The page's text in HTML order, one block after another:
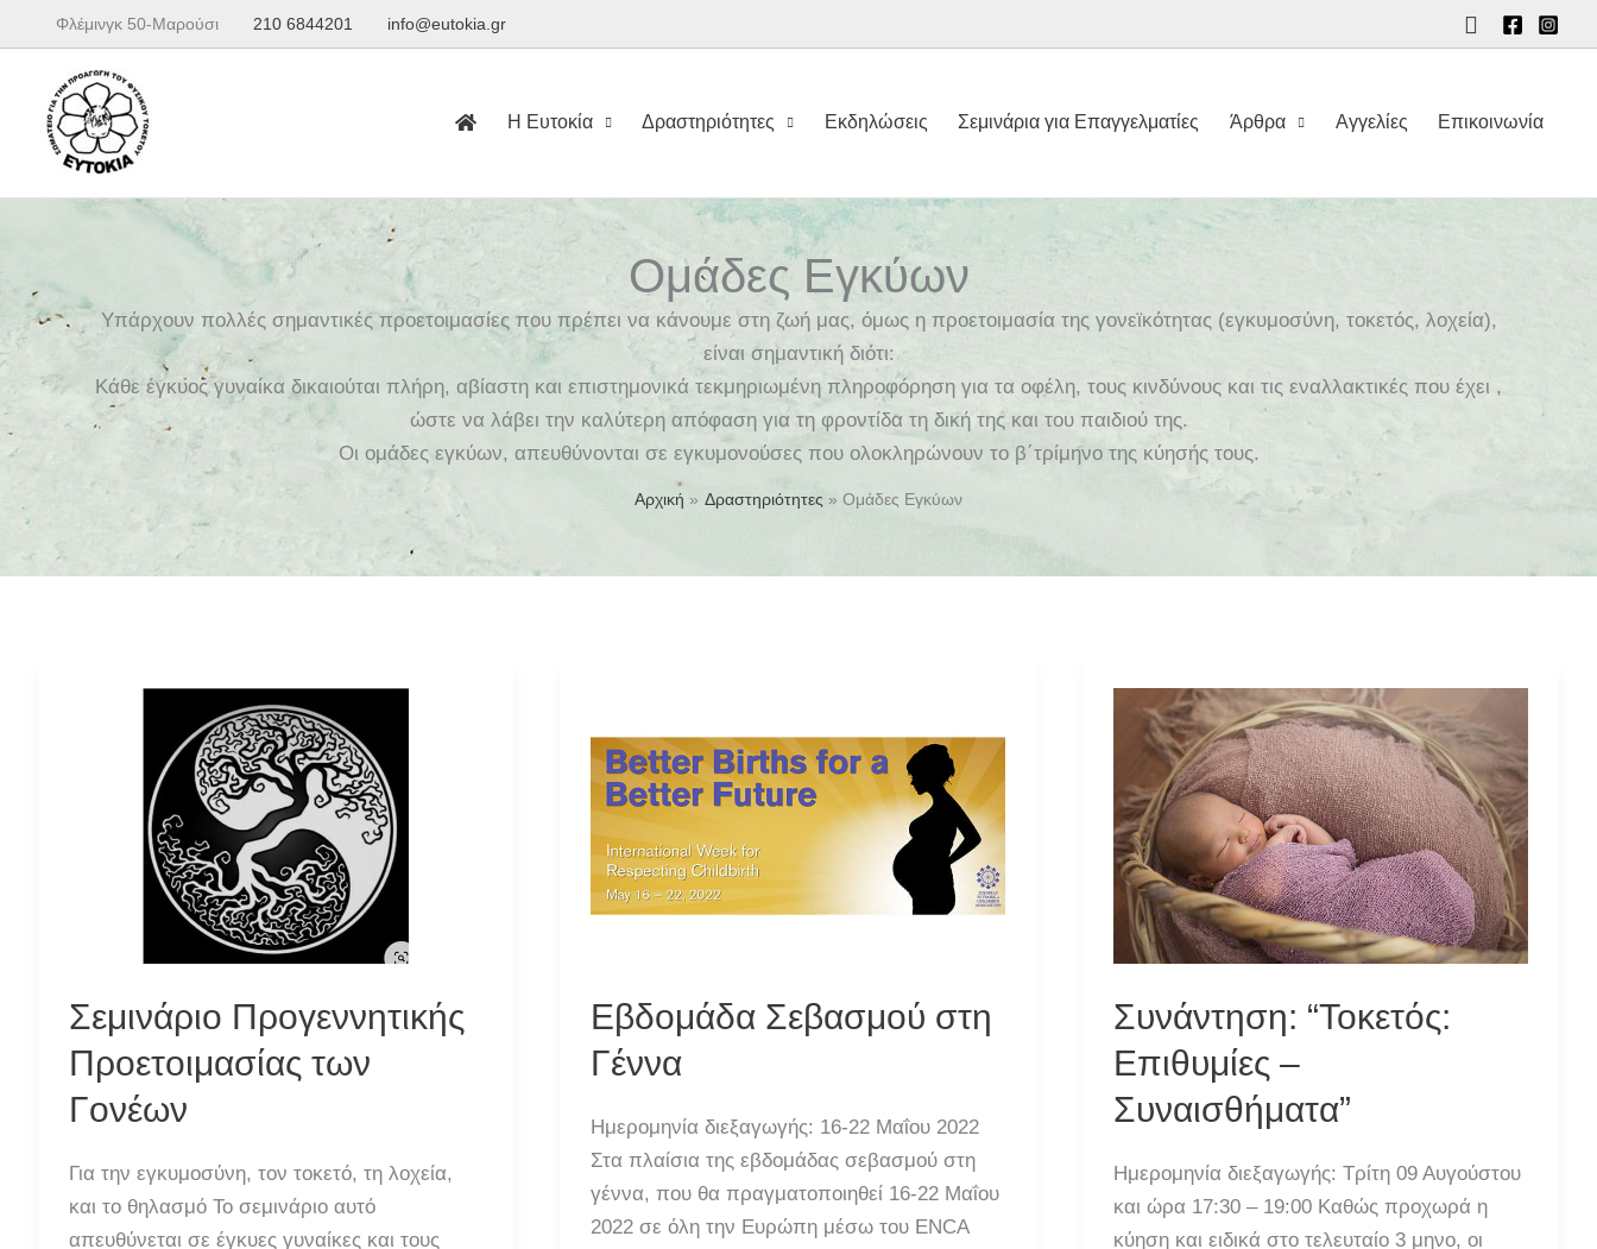
Μετάβαση
στο
περιεχόμενο
Φλέμινγκ 50-Μαρούσι 210 6844201 info@eutokia.gr Αναζήτηση
Η Ευτοκία Δραστηριότητες Εκδηλώσεις Σεμινάρια για Επαγγελματίες Άρθρα Αγγελίες Επικοινωνία
Ομάδες Εγκύων
Υπάρχουν πολλές σημαντικές προετοιμασίες που πρέπει να κάνουμε στη ζωή μας, όμως η προετοιμασία της γονεϊκότητας (εγκυμοσύνη, τοκετός, λοχεία),
είναι σημαντική διότι:
Κάθε έγκυος γυναίκα δικαιούται πλήρη, αβίαστη και επιστημονικά τεκμηριωμένη πληροφόρηση για τα οφέλη, τους κινδύνους και τις εναλλακτικές που έχει ,
ώστε να λάβει την καλύτερη απόφαση για τη φροντίδα τη δική της και του παιδιού της.
Οι ομάδες εγκύων, απευθύνονται σε εγκυμονούσες που ολοκληρώνουν το β΄τρίμηνο της κύησής τους.
Αρχική Δραστηριότητες Ομάδες Εγκύων
Σεμινάριο Προγεννητικής
Προετοιμασίας των
Γονέων
Για την εγκυμοσύνη, τον τοκετό, τη λοχεία,
και το θηλασμό Το σεμινάριο αυτό
απευθύνεται σε έγκυες γυναίκες και τους
Εβδομάδα Σεβασμού στη
Γέννα
Ημερομηνία διεξαγωγής: 16-22 Μαΐου 2022
Στα πλαίσια της εβδομάδας σεβασμού στη
γέννα, που θα πραγματοποιηθεί 16-22 Μαΐου
2022 σε όλη την Ευρώπη μέσω του ENCA
Συνάντηση: “Τοκετός:
Επιθυμίες –
Συναισθήματα”
Ημερομηνία διεξαγωγής: Τρίτη 09 Αυγούστου
και ώρα 17:30 – 19:00 Καθώς προχωρά η
κύηση και ειδικά στο τελευταίο 3 μηνο, οι